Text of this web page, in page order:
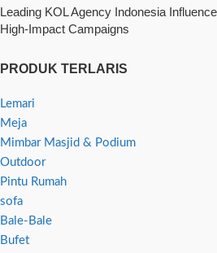
Leading KOL Agency Indonesia
High-Impact Campaigns
PRODUK TERLARIS
Lemari
Meja
Mimbar Masjid & Podium
Outdoor
Pintu Rumah
sofa
Bale-Bale
Bufet